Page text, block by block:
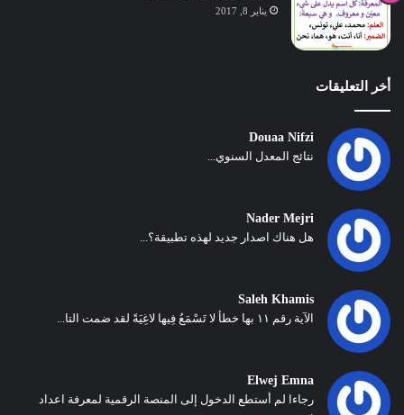
يناير 8, 2017
أخر التعليقات
Douaa Nifzi
نتائج المعدل السنوي...
Nader Mejri
هل هناك اصدار جديد لهذه تطبيقة؟...
Saleh Khamis
الآية رقم ١١ بها خطأ لا تَسْمَعُ فِيها لاغِيَةً لقد ضمت التا...
Elwej Emna
رجاءا لم أستطع الدخول إلى المنصة الرقمية لمعرفة اعداد